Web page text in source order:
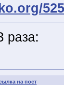
раза:
на пост